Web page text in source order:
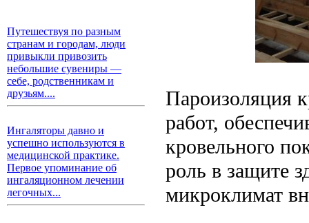
Путешествуя по разным
странам и городам, люди
привыкли привозить
небольшие сувениры —
себе, родственникам и
друзьям....
Ингаляторы давно и
успешно используются в
медицинской практике.
Первое упоминание об
ингаляционном лечении
легочных...
Пароизоляция
работ,
кровельного
роль в защите
микроклимат